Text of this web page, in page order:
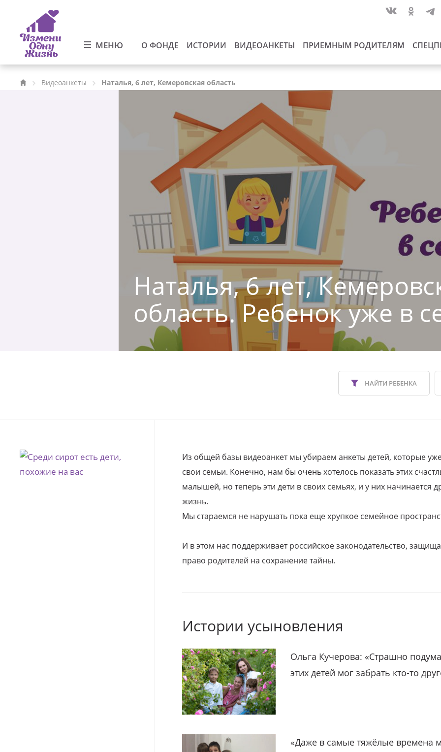
МЕНЮ О ФОНДЕ ИСТОРИИ ВИДЕОАНКЕТЫ ПРИЕМНЫМ РОДИТЕЛЯМ
Видеоанкеты Наталья, 6 лет, Кемеровская область
Наталья, 6 лет,
область. Ребенок уже в
НАЙТИ РЕБЕНКА
Из общей базы видеоанкет мы убираем анкеты детей, которые
свои семьи. Конечно, нам бы очень хотелось показать этих
малышей, но теперь эти дети в своих семьях, и у них начинается
жизнь.
Мы стараемся не нарушать пока еще хрупкое семейное
И в этом нас поддерживает российское законодательство,
право родителей на сохранение тайны.
Истории усыновления
Ольга Кучерова: «Страшно
этих детей мог забрать кто-то
«Даже в самые тяжёлые времена